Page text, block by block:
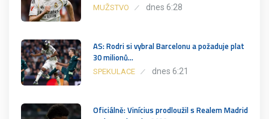
MUŽSTVO dnes 6:28
AS: Rodri si vybral Barcelonu a požaduje plat
30 milionů…
SPEKULACE dnes 6:21
Oficiálně: Vinícius prodloužil s Realem Madrid